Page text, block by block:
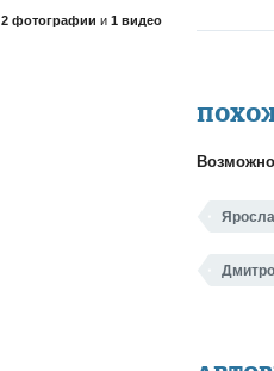
2 фотографии и 1 видео